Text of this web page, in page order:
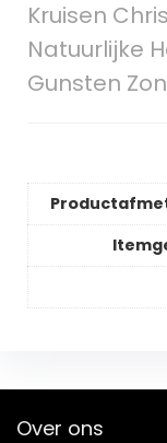
Kruisen
Natuurlijke
Gunsten
Over ons